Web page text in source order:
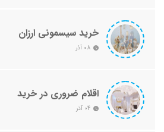
خرید سیسمونی ارزان
08 آذر
اقلام ضروری در خرید
سیسمونی
04 آذر